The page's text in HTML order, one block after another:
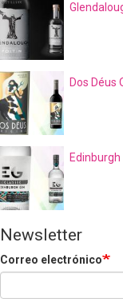
Dos Déus
Edinburgh
Newsletter
Correo electrónico